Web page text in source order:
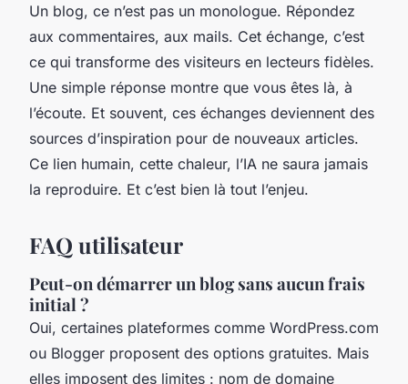
Un blog, ce n’est pas un monologue. Répondez
aux commentaires, aux mails. Cet échange, c’est
ce qui transforme des visiteurs en lecteurs fidèles.
Une simple réponse montre que vous êtes là, à
l’écoute. Et souvent, ces échanges deviennent des
sources d’inspiration pour de nouveaux articles.
Ce lien humain, cette chaleur, l’IA ne saura jamais
la reproduire. Et c’est bien là tout l’enjeu.
FAQ utilisateur
Peut-on démarrer un blog sans aucun frais
initial ?
Oui, certaines plateformes comme WordPress.com
ou Blogger proposent des options gratuites. Mais
elles imposent des limites : nom de domaine